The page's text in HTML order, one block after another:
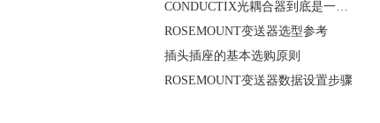
CONDUCTIX光耦合器到底是一种怎样的装置呢
ROSEMOUNT变送器选型参考
插头插座的基本选购原则
ROSEMOUNT变送器数据设置步骤